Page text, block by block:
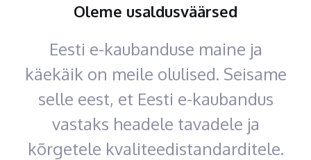
Oleme usaldusväärsed
Eesti e-kaubanduse maine ja
käekäik on meile olulised. Seisame
selle eest, et Eesti e-kaubandus
vastaks headele tavadele ja
kõrgetele kvaliteedistandarditele.